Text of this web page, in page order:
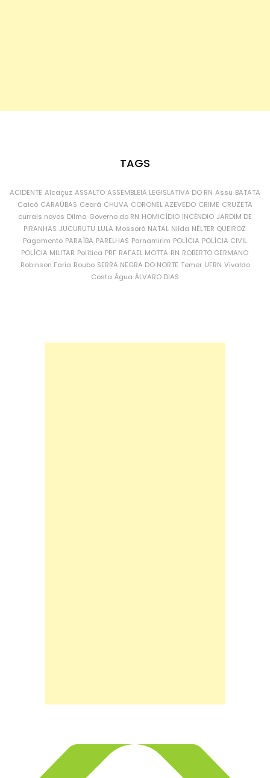
TAGS
ACIDENTE Alcaçuz ASSALTO ASSEMBLEIA LEGISLATIVA DO RN Assu BATATA
Caicó CARAÚBAS Ceará CHUVA CORONEL AZEVEDO CRIME CRUZETA
currais novos Dilma Governo do RN HOMICÍDIO INCÊNDIO JARDIM DE
PIRANHAS JUCURUTU LULA Mossoró NATAL Nilda NÉLTER QUEIROZ
Pagamento PARAÍBA PARELHAS Parnamirim POLÍCIA POLÍCIA CIVIL
POLÍCIA MILITAR Política PRF RAFAEL MOTTA RN ROBERTO GERMANO
Robinson Faria Roubo SERRA NEGRA DO NORTE Temer UFRN Vivaldo
Costa Água ÁLVARO DIAS